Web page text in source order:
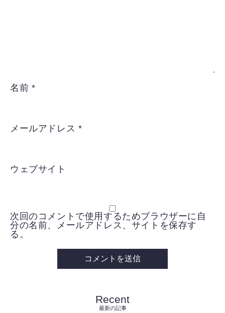
名前 *
メールアドレス *
ウェブサイト
次回のコメントで使用するためブラウザーに自
分の名前、メールアドレス、サイトを保存す
る。
Recent
最新の記事